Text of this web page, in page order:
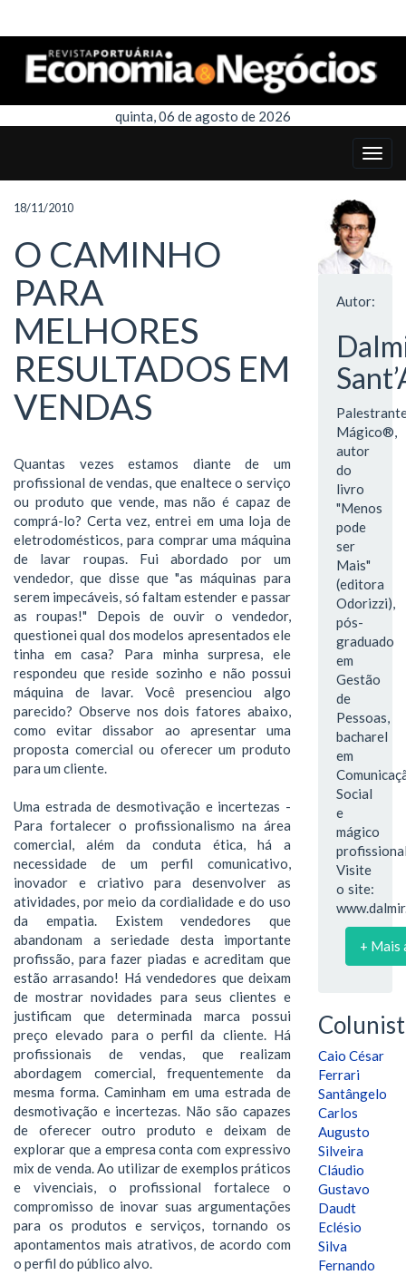
quinta, 06 de agosto de 2026
18/11/2010
O CAMINHO
PARA
MELHORES
RESULTADOS EM
VENDAS
Quantas vezes estamos diante de um
profissional de vendas, que enaltece o serviço
ou produto que vende, mas não é capaz de
comprá-lo? Certa vez, entrei em uma loja de
eletrodomésticos, para comprar uma máquina
de lavar roupas. Fui abordado por um
vendedor, que disse que "as máquinas para
serem impecáveis, só faltam estender e passar
as roupas!" Depois de ouvir o vendedor,
questionei qual dos modelos apresentados ele
tinha em casa? Para minha surpresa, ele
respondeu que reside sozinho e não possui
máquina de lavar. Você presenciou algo
parecido? Observe nos dois fatores abaixo,
como evitar dissabor ao apresentar uma
proposta comercial ou oferecer um produto
para um cliente.
Uma estrada de desmotivação e incertezas -
Para fortalecer o profissionalismo na área
comercial, além da conduta ética, há a
necessidade de um perfil comunicativo,
inovador e criativo para desenvolver as
atividades, por meio da cordialidade e do uso
da empatia. Existem vendedores que
abandonam a seriedade desta importante
profissão, para fazer piadas e acreditam que
estão arrasando! Há vendedores que deixam
de mostrar novidades para seus clientes e
justificam que determinada marca possui
preço elevado para o perfil da cliente. Há
profissionais de vendas, que realizam
abordagem comercial, frequentemente da
mesma forma. Caminham em uma estrada de
desmotivação e incertezas. Não são capazes
de oferecer outro produto e deixam de
explorar que a empresa conta com expressivo
mix de venda. Ao utilizar de exemplos práticos
e vivenciais, o profissional fortalece o
compromisso de inovar suas argumentações
para os produtos e serviços, tornando os
apontamentos mais atrativos, de acordo com
o perfil do público alvo.
Autor:
Mágico®,
autor
do
livro
"Menos
pode
ser
Mais"
(editora
Odorizzi),
pós-
graduado
em
Gestão
de
Pessoas,
bacharel
em
Social
e
mágico
Visite
o site:
+ Mais
Caio César
Ferrari
Santângelo
Carlos
Augusto
Silveira
Cláudio
Gustavo
Daudt
Eclésio
Silva
Fernando